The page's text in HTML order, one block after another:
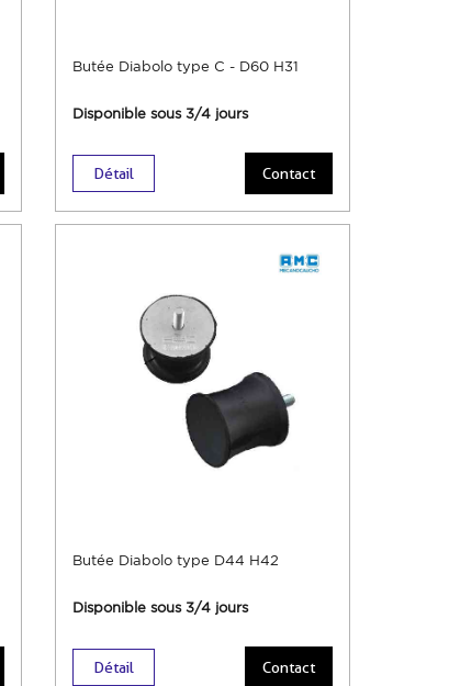
Butée Diabolo type C - D60 H31
Disponible sous 3/4 jours
Détail Contact
Butée Diabolo type D44 H42
Disponible sous 3/4 jours
Détail Contact